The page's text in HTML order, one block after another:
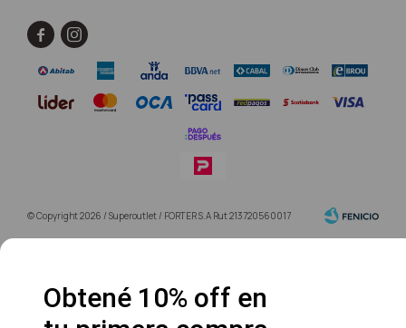
 
© Copyright 2026 / Superoutlet / FORTER S.A Rut 213720560017
Obtené 10% off en